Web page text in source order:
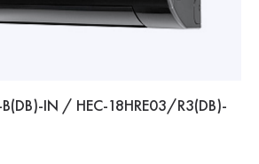
IN / HEC-18HRE03/R3(DB)-